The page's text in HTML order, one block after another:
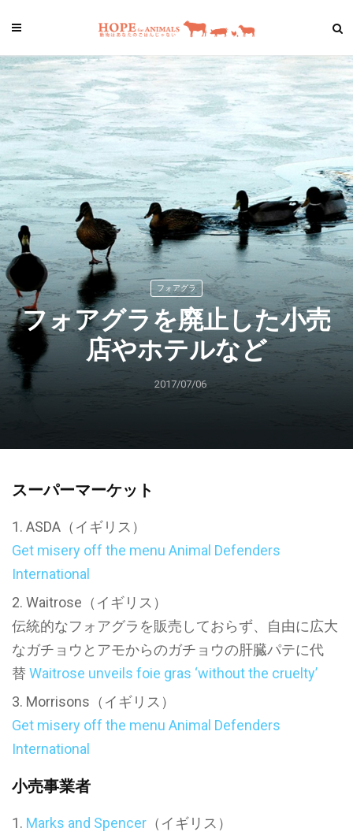
フォアグラ
フォアグラを廃止した小売
店やホテルなど
2017/07/06
スーパーマーケット
ASDA（イギリス）
Get misery off the menu Animal Defenders
International
Waitrose（イギリス）
伝統的なフォアグラを販売しておらず、自由に広大
なガチョウとアモからのガチョウの肝臓パテに代
替Waitrose unveils foie gras ‘without the cruelty’
Morrisons（イギリス）
Get misery off the menu Animal Defenders
International
小売事業者
Marks and Spencer （イギリス）